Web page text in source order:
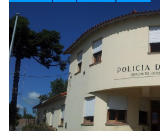
LEE MAS